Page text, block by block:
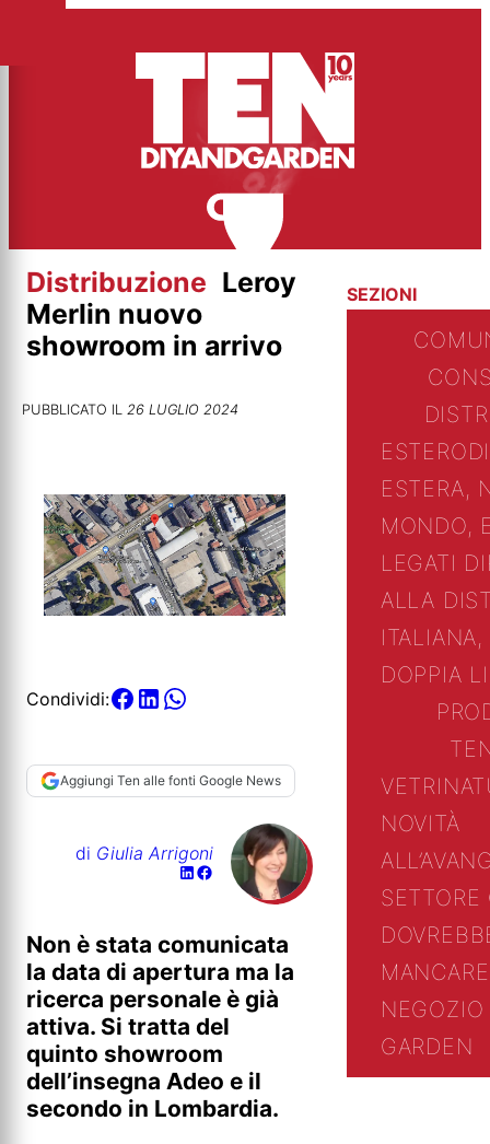
contenuto
Distribuzione Leroy
Merlin nuovo
showroom in arrivo
PUBBLICATO IL 26 LUGLIO 2024
Condividi:
Aggiungi Ten alle fonti Google News
di Giulia Arrigoni
Non è stata comunicata
la data di apertura ma la
ricerca personale è già
attiva. Si tratta del
quinto showroom
dell’insegna Adeo e il
secondo in Lombardia.
SEZIONI
ESTERO
ESTERA,
MONDO,
LEGATI
ALLA
DOPPIA
VETRINA
NOVITÀ
GARDEN